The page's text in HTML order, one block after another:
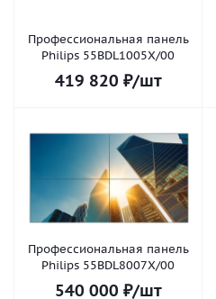
Профессиональная панель
Philips 55BDL1005X/00
419 820 ₽/шт
Профессиональная панель
Philips 55BDL8007X/00
540 000 ₽/шт